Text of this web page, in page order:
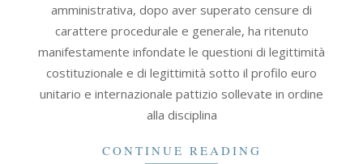
amministrativa, dopo aver superato censure di
carattere procedurale e generale, ha ritenuto
manifestamente infondate le questioni di legittimità
costituzionale e di legittimità sotto il profilo euro
unitario e internazionale pattizio sollevate in ordine
alla disciplina
CONTINUE READING